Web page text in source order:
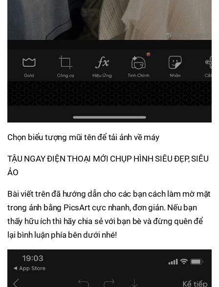
Chọn biểu tượng mũi tên để tải ảnh về máy
TẬU NGAY ĐIỆN THOẠI MỚI CHỤP HÌNH SIÊU ĐẸP, SIÊU
ẢO
Bài viết trên đã hướng dẫn cho các bạn cách làm mờ mặt
trong ảnh bằng PicsArt cực nhanh, đơn giản. Nếu bạn
thấy hữu ích thì hãy chia sẻ với bạn bè và đừng quên để
lại bình luận phía bên dưới nhé!